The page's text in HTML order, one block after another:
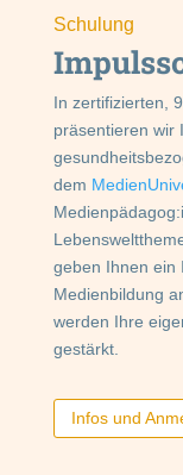
Schulung
In zertifizierten,
präsentieren wir
dem
geben Ihnen ein
Medienbildung
werden Ihre
gestärkt.
Infos und